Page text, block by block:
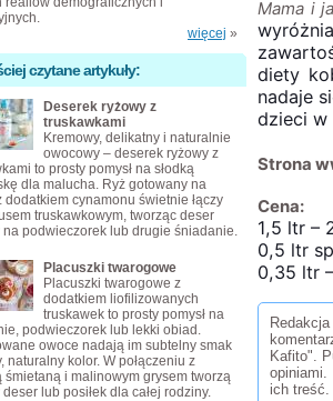
Mama i
diety
nadaje
dzieci w
Strona
Cena:
1,5 ltr –
0,5 ltr
0,35 ltr
Kafito".
opiniami.
ich treść.
więcej »
czytane artykuły:
Deserek ryżowy z
truskawkami
Kremowy, delikatny i naturalnie
owocowy – deserek ryżowy z
to prosty pomysł na słodką
dla malucha. Ryż gotowany na
dodatkiem cynamonu świetnie łączy
truskawkowym, tworząc deser
podwieczorek lub drugie śniadanie.
Placuszki twarogowe
Placuszki twarogowe z
dodatkiem liofilizowanych
truskawek to prosty pomysł na
podwieczorek lub lekki obiad.
owoce nadają im subtelny smak
naturalny kolor. W połączeniu z
śmietaną i malinowym grysem tworzą
lub posiłek dla całej rodziny.